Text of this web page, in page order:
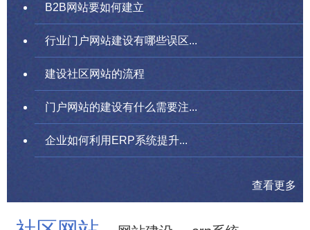
B2B网站要如何建立
行业门户网站建设有哪些误区...
建设社区网站的流程
门户网站的建设有什么需要注...
企业如何利用ERP系统提升...
查看更多